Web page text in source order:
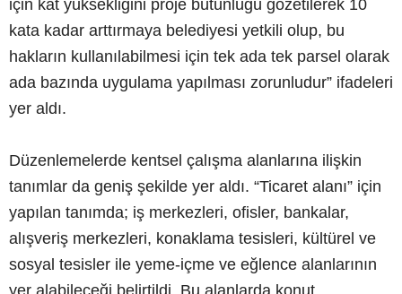
için kat yüksekliğini proje bütünlüğü gözetilerek 10
kata kadar arttırmaya belediyesi yetkili olup, bu
hakların kullanılabilmesi için tek ada tek parsel olarak
ada bazında uygulama yapılması zorunludur” ifadeleri
yer aldı.
Düzenlemelerde kentsel çalışma alanlarına ilişkin
tanımlar da geniş şekilde yer aldı. “Ticaret alanı” için
yapılan tanımda; iş merkezleri, ofisler, bankalar,
alışveriş merkezleri, konaklama tesisleri, kültürel ve
sosyal tesisler ile yeme-içme ve eğlence alanlarının